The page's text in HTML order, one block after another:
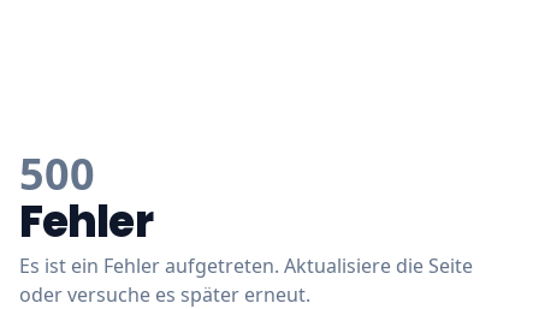
500
Fehler
Es ist ein Fehler aufgetreten. Aktualisiere die Seite
oder versuche es später erneut.